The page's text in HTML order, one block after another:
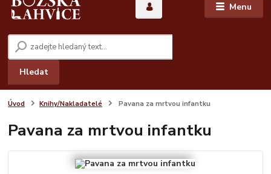
Menu
Hledat
Úvod Knihy/Nakladatelé Pavana za mrtvou infantku
Pavana za mrtvou infantku